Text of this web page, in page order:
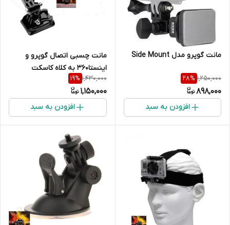
مانت گوپرو مدل Side Mount
1,250,000
28%
898,000
افزودن به سبد
مانت چسبی اتصال گوپرو و
اینستا360 به کلاه کاسکت
1,430,000
19%
1,150,000
افزودن به سبد